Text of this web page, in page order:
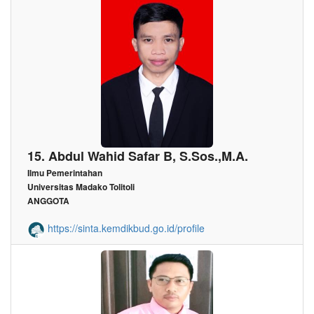
15. Abdul Wahid Safar B, S.Sos.,M.A.
Ilmu Pemerintahan
Universitas Madako Tolitoli
ANGGOTA
https://sinta.kemdikbud.go.id/profile